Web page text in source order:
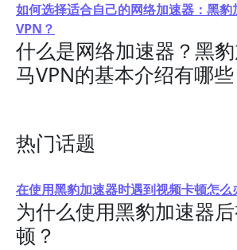
如何选择适合自己的网络加速器：黑豹
VPN？
什么是网络加速器？黑
马VPN的基本介绍有哪些
热门话题
在使用黑豹加速器时遇到视频卡顿怎么
为什么使用黑豹加速器
顿？